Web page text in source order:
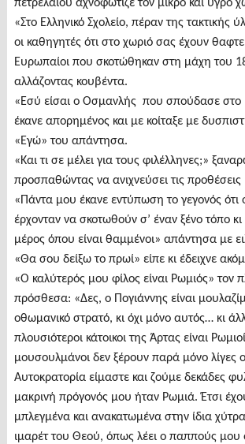
πετρελαίου αχνοφώτιζε τον μικρό και υγρό
«Στο Ελληνικό Σχολείο, πέραν της τακτικής
οι καθηγητές ότι στο χωριό σας έχουν
Ευρωπαίοι που σκοτώθηκαν στη μάχη του
αλλάζοντας κουβέντα.
«Εσύ είσαι ο Οσμανλής που σπούδασε στο
έκανε απορημένος και με κοίταξε με
«Εγώ» του απάντησα.
«Και τι σε μέλει για τους φιλέλληνες;»
προσπαθώντας να ανιχνεύσει τις
«Πάντα μου έκανε εντύπωση το γεγονός ότι
έρχονταν να σκοτωθούν σ’ έναν ξένο τόπο
μέρος όπου είναι θαμμένοι» απάντησα με
«Θα σου δείξω το πρωί» είπε κι έδειχνε
«Ο καλύτερός μου φίλος είναι Ρωμιός» τον
πρόσθεσα: «Δες, ο Πογιάννης είναι
οθωμανικό στρατό, κι όχι μόνο αυτός… κι
πλουσιότεροι κάτοικοι της Άρτας είναι
μουσουλμάνοι δεν ξέρουν παρά μόνο λίγες
Αυτοκρατορία είμαστε και ζούμε δεκάδες
μακρινή πρόγονός μου ήταν Ρωμιά. Έτσι
μπλεγμένα και ανακατωμένα στην ίδια
ιμαρέτ του Θεού, όπως λέει ο παππούς μου